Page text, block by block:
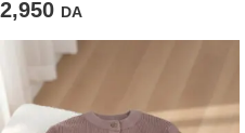
2,950 DA